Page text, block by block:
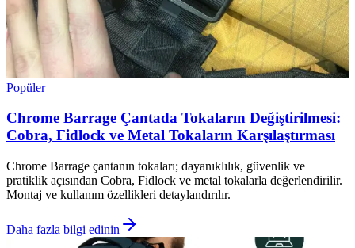
Popüler
Chrome Barrage Çantada Tokaların Değiştirilmesi:
Cobra, Fidlock ve Metal Tokaların Karşılaştırması
Chrome Barrage çantanın tokaları; dayanıklılık, güvenlik ve
pratiklik açısından Cobra, Fidlock ve metal tokalarla değerlendirilir.
Montaj ve kullanım özellikleri detaylandırılır.
Daha fazla bilgi edinin